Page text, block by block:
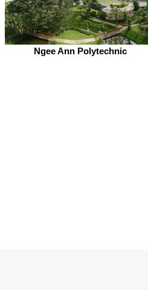
Ngee Ann Polytechnic